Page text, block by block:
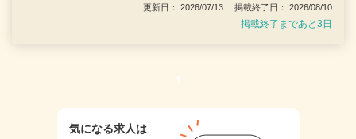
更新日： 2026/07/13 掲載終了日： 2026/08/10
掲載終了まであと3日
1
気になる求人は